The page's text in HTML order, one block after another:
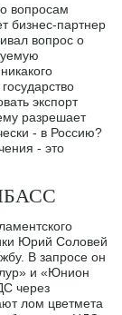
вопросам
бизнес-партнер
вопрос о
экспорт
разрешает
- в Россию?
- это
Юрий Соловей
В запросе он
и «Юнион
через
лом цветмета